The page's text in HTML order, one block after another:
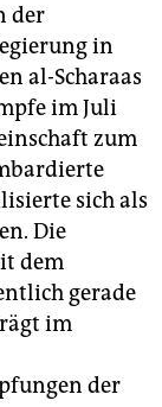
der
in
al-Scharaas
im Juli
zum
sich als
Die
dem
gerade
im
der